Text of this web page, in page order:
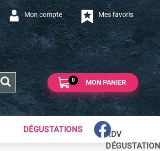
Mes favoris
Mon compte
MON PANIER
0
DÉGUSTATIONS
RDV